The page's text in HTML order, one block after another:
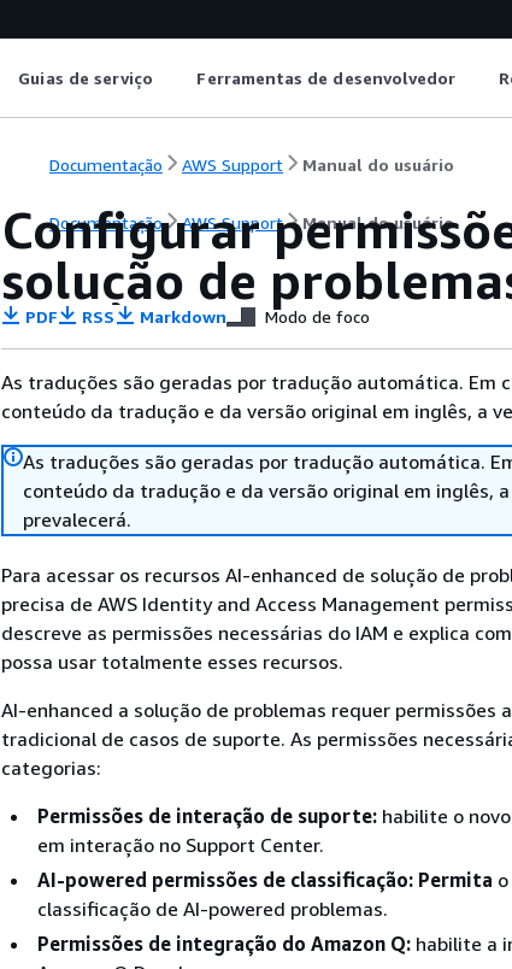
Guias de serviço Ferramentas de desenvolvedor
Documentação AWS Support Manual do usuário
Documentação AWS Support Manual do usuário
Configurar
solução de
PDF RSS Markdown Modo de foco
As traduções são geradas por tradução automática. Em
conteúdo da tradução e da versão original em inglês, a
As traduções são geradas por tradução automática.
conteúdo da tradução e da versão original em inglês,
prevalecerá.
Para acessar os recursos AI-enhanced de solução de
precisa de AWS Identity and Access Management
descreve as permissões necessárias do IAM e explica
possa usar totalmente esses recursos.
AI-enhanced a solução de problemas requer permissões
tradicional de casos de suporte. As permissões
categorias:
Permissões de interação de suporte: habilite o
em interação no Support Center.
AI-powered permissões de classificação: Permita
classificação de AI-powered problemas.
Permissões de integração do Amazon Q: habilite a